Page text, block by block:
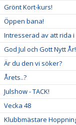
Grönt Kort-kurs!
Öppen bana!
Intresserad av att rida i
God Jul och Gott Nytt År!
Är du den vi söker?
Årets..?
Julshow - TACK!
Vecka 48
Klubbmästare